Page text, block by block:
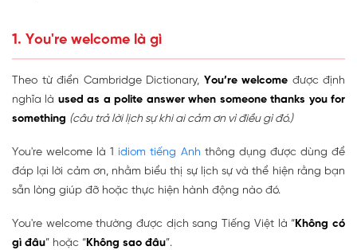
1. You're welcome là gì
Theo từ điển Cambridge Dictionary, You’re welcome được định
nghĩa là used as a polite answer when someone thanks you for
something (câu trả lời lịch sự khi ai cảm ơn vì điều gì đó.)
You're welcome là 1idiom tiếng Anh thông dụng được dùng để
đáp lại lời cảm ơn, nhằm biểu thị sự lịch sự và thể hiện rằng bạn
sẵn lòng giúp đỡ hoặc thực hiện hành động nào đó.
You're welcome thường được dịch sang Tiếng Việt là “Không có
gì đâu” hoặc “Không sao đâu”.